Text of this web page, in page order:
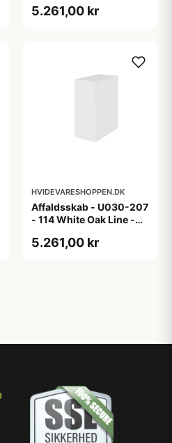
5.261,00 kr
HVIDEVARESHOPPEN.DK
Affaldsskab - U030-207
- 114 White Oak Line -
5.261,00 kr